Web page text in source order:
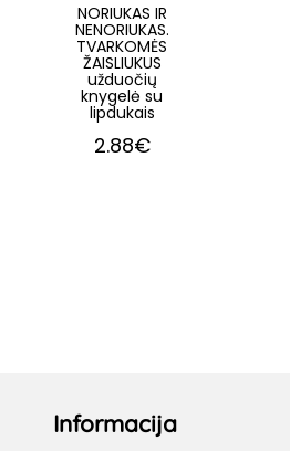
NORIUKAS IR
NENORIUKAS.
TVARKOMĖS
ŽAISLIUKUS
užduočių
knygelė su
lipdukais
2.88€
Informacija